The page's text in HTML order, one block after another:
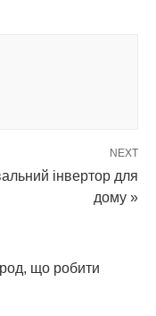
NEXT
інвертор для
дому »
що робити